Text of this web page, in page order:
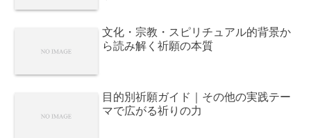
文化・宗教・スピリチュアル的背景か
ら読み解く祈願の本質
目的別祈願ガイド｜その他の実践テー
マで広がる祈りの力